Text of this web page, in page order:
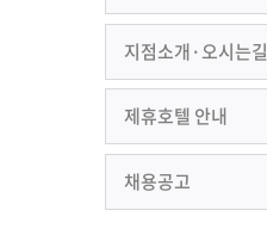
지점소개·오시는길
제휴호텔 안내
채용공고